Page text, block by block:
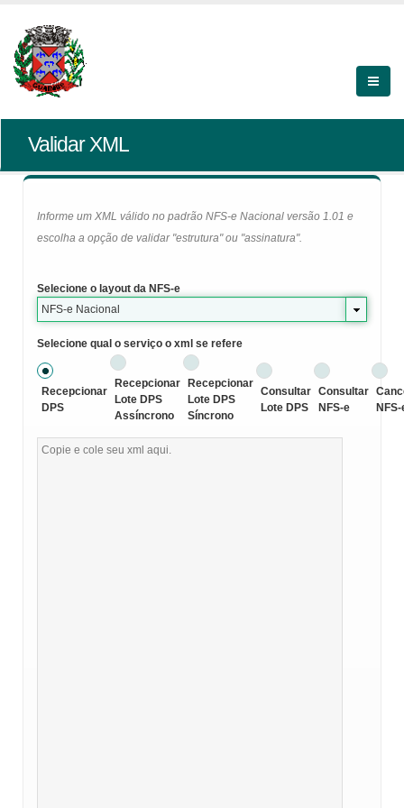
Validar XML
Informe um XML válido no padrão NFS-e Nacional versão 1.01 e
escolha a opção de validar "estrutura" ou "assinatura".
Selecione o layout da NFS-e
NFS-e Nacional
Selecione qual o serviço o xml se refere
Recepcionar
DPS
Recepcionar
Lote DPS
Assíncrono
Recepcionar
Lote DPS
Síncrono
Consultar
Lote DPS
Consultar
NFS-e
NFS-